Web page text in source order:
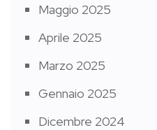
Maggio 2025
Aprile 2025
Marzo 2025
Gennaio 2025
Dicembre 2024